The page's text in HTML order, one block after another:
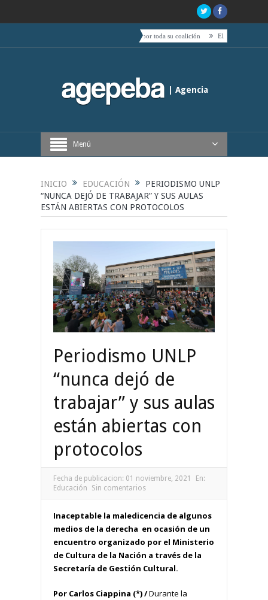
de Boric hacia el centro es acompañado por toda su coalición El Quijote, tetas,
| Agencia
Periodística de Buenos Aires
Menú
INICIO EDUCACIÓN
PERIODISMO UNLP
“NUNCA DEJÓ DE TRABAJAR” Y SUS AULAS
ESTÁN ABIERTAS CON PROTOCOLOS
Periodismo UNLP
“nunca dejó de
trabajar” y sus aulas
están abiertas con
protocolos
Fecha de publicacion: 01 noviembre, 2021
En:
Educación
Sin comentarios
Inaceptable la maledicencia de algunos
medios de la derecha en ocasión de un
encuentro organizado por el Ministerio
de Cultura de la Nación a través de la
Secretaría de Gestión Cultural.
Por Carlos Ciappina (*) /Durante la